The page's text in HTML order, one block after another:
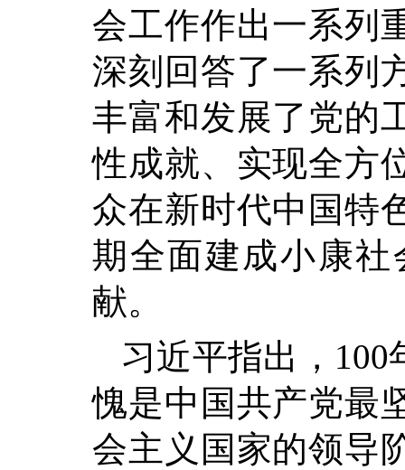
会工作作出一系列
深刻回答了一系列
丰富和发展了党的
性成就、实现全方
众在新时代中国特
期全面建成小康
献。
习近平指出，
愧是中国共产党最
会主义国家的领导